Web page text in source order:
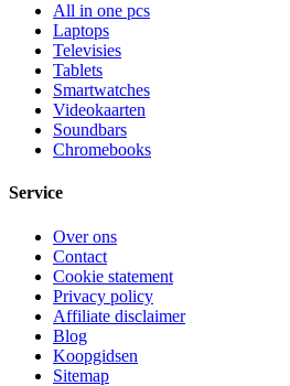
All in one pcs
Laptops
Televisies
Tablets
Smartwatches
Videokaarten
Soundbars
Chromebooks
Service
Over ons
Contact
Cookie statement
Privacy policy
Affiliate disclaimer
Blog
Koopgidsen
Sitemap